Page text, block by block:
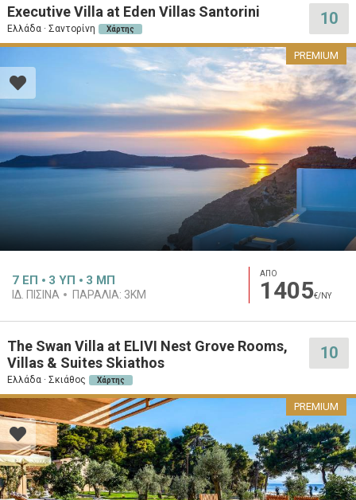
Executive Villa at Eden Villas Santorini
Ελλάδα · Σαντορίνη Χάρτης
10
PREMIUM
7 ΕΠ 3 ΥΠ 3 ΜΠ
ΙΔ. ΠΙΣΊΝΑ ΠΑΡΑΛΊΑ: 3KM
ΑΠΟ
1405€/ΝΥ
The Swan Villa at ELIVI Nest Grove Rooms,
Villas & Suites Skiathos
Ελλάδα · Σκιάθος Χάρτης
10
PREMIUM